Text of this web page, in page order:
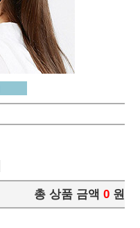
총 상품 금액 0 원